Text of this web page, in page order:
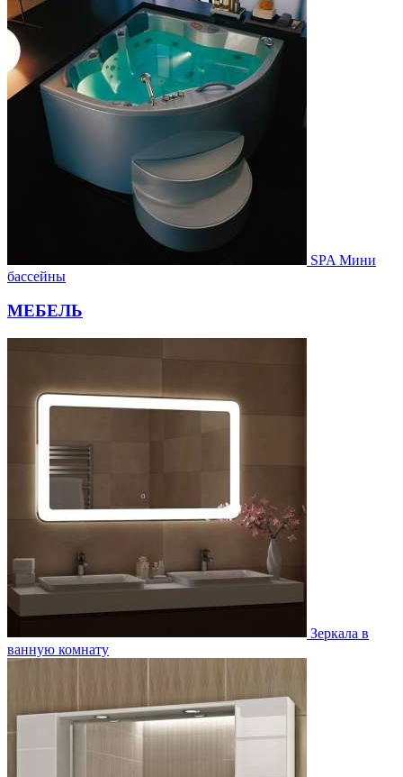
SPA Мини
бассейны
МЕБЕЛЬ
Зеркала в
ванную комнату